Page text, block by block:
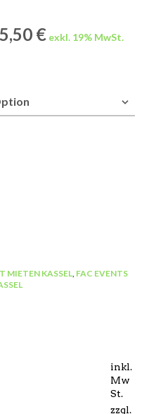
€
MIETEN KASSEL, FAC EVENTS
inkl.
Mw
St.
zzgl.